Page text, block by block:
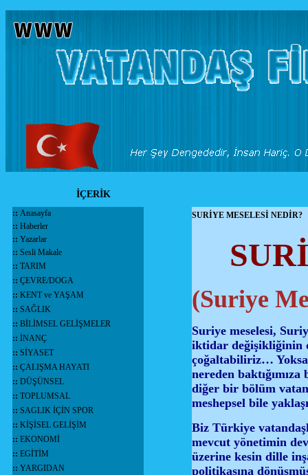
İÇERİK
:: Anasayfa
:: Haberler
:: Yazarlar
:: Sesli Makale
:: TARIM
:: ÇEVRE/DOGA
:: KENT ve YAŞAM
:: SAĞLIK
:: BİLİMSEL GELİŞMELER
:: İNANÇ
:: SİYASET
:: ÇALIŞMA HAYATI
:: DÜŞÜNSEL
:: TOPLUMSAL
:: SAGLIK İÇİN SPOR
:: KİŞİSEL GELİŞİM
:: EKONOMİ
:: EGİTİM
:: YARGIDAN
SURİYE MESELESİ NEDİR?
(Suriye
Suriye meselesi,
iktidar değişikliğinin
çoğaltabiliriz…
nereden
diğer bir bölüm
meshepsel bile
Biz Türkiye
mevcut yönetimin
üzerine kesin dille
politikasına